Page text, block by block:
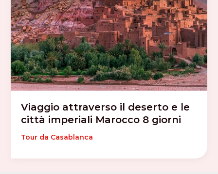
Viaggio attraverso il deserto e le
città imperiali Marocco 8 giorni
Tour da Casablanca